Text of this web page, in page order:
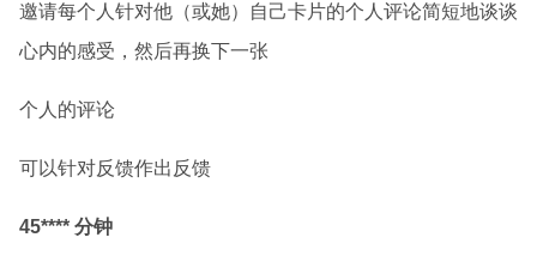
邀请每个人针对他（或她）自己卡片的个人评论简短地谈谈
心内的感受，然后再换下一张
个人的评论
可以针对反馈作出反馈
45**** 分钟